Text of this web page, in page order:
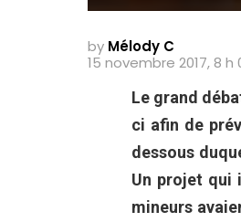
by Mélody C
15 novembre 2017, 8 h
Le grand
ci afin de
dessous
Un projet qui
mineurs